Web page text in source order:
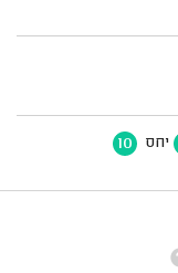
יחס 10